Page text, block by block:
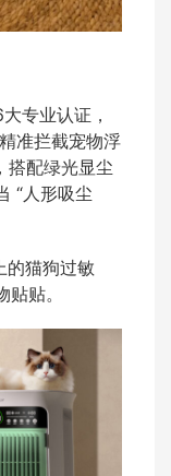
专业认证，
准拦截宠物浮
搭配绿光显尘
“人形吸尘
的猫狗过敏
贴。